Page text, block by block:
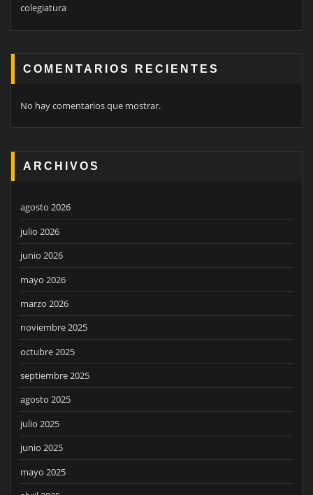
colegiatura
COMENTARIOS RECIENTES
No hay comentarios que mostrar.
ARCHIVOS
agosto 2026
julio 2026
junio 2026
mayo 2026
marzo 2026
noviembre 2025
octubre 2025
septiembre 2025
agosto 2025
julio 2025
junio 2025
mayo 2025